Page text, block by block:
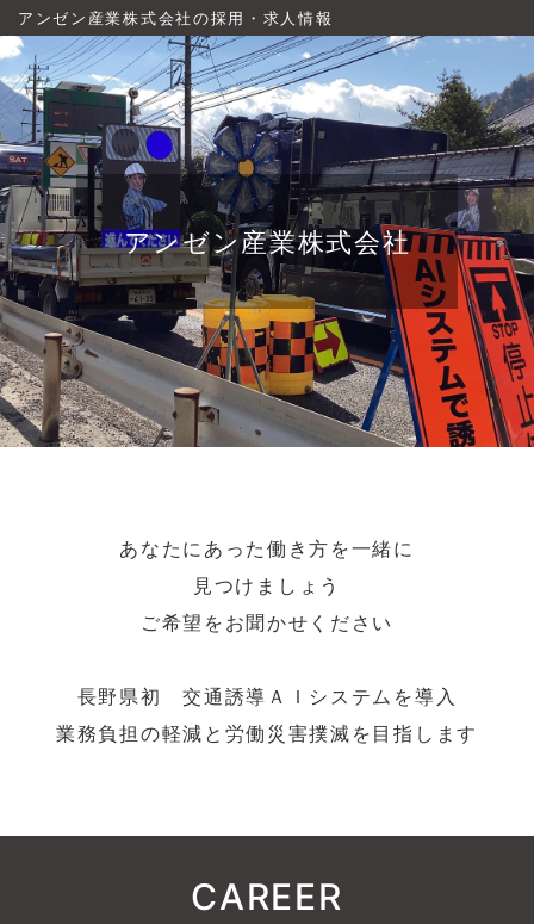
アンゼン産業株式会社の採用・求人情報
アンゼン産業株式会社
あなたにあった働き方を一緒に
見つけましょう
ご希望をお聞かせください
長野県初 交通誘導ＡＩシステムを導入
業務負担の軽減と労働災害撲滅を目指します
CAREER